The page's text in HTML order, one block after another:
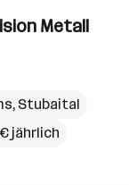
Metall
, Stubaital
jährlich